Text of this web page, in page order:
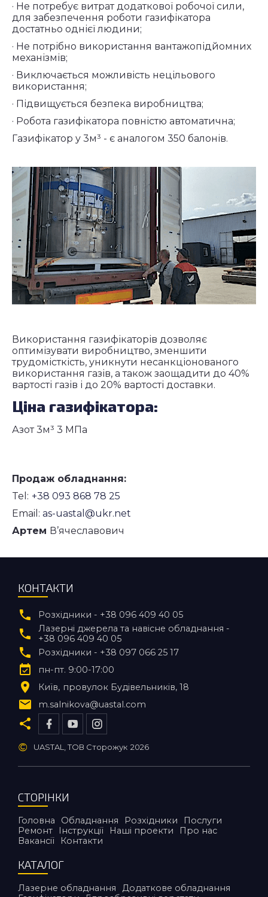
· Не потребує витрат додаткової робочої сили,
для забезпечення роботи газифікатора
достатньо однієї людини;
· Не потрібно використання вантажопідйомних
механізмів;
· Виключається можливість нецільового
використання;
· Підвищується безпека виробництва;
· Робота газифікатора повністю автоматична;
Газифікатор у 3м³ - є аналогом 350 балонів.
Використання газифікаторів дозволяє
оптимізувати виробництво, зменшити
трудомісткість, уникнути несанкціонованого
використання газів, а також заощадити до 40%
вартості газів і до 20% вартості доставки.
Ціна газифікатора:
Азот 3м³ 3 МПа
Продаж обладнання:
Tel: +38 093 868 78 25
Email: as-uastal@ukr.net
Артем В’ячеславович
КОНТАКТИ
Розхідники - +38 096 409 40 05
Лазерні джерела та навісне обладнання -
+38 096 409 40 05
Розхідники - +38 097 066 25 17
пн-пт. 9:00-17:00
Київ
провулок Будівельників, 18
m.salnikova@uastal.com
© UASTAL, ТОВ Сторожук 2026
СТОРІНКИ
Головна Обладнання Розхідники
Послуги
Ремонт
Інструкції Наші проекти
Про нас
Вакансії
Контакти
КАТАЛОГ
Лазерне обладнання
Додаткове обладнання